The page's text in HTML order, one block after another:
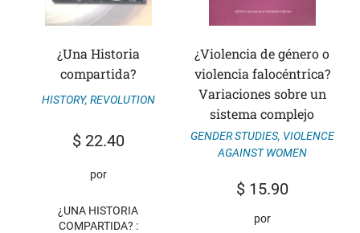
¿Una Historia
compartida?
HISTORY, REVOLUTION
$22.40
por
¿UNA HISTORIA
COMPARTIDA? :
¿Violencia de género o
violencia falocéntrica?
Variaciones sobre un
sistema complejo
GENDER STUDIES, VIOLENCE
AGAINST WOMEN
$15.90
por